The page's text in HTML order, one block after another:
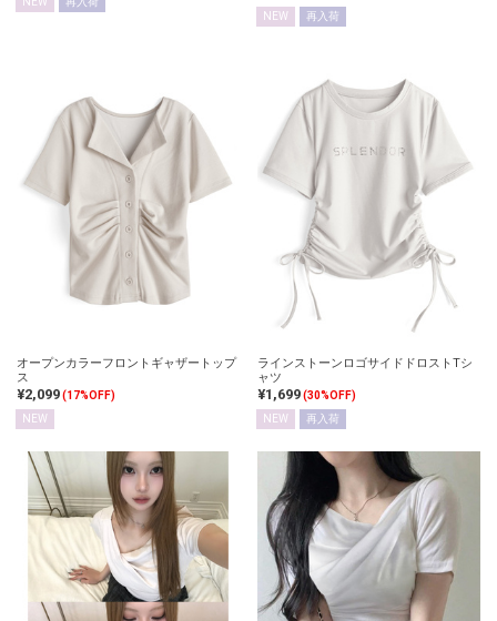
NEW 再入荷
オープンカラーフロントギャザートップ
ス
¥2,099(17%OFF)
NEW
ラインストーンロゴサイドドロストTシ
ャツ
¥1,699(30%OFF)
NEW
再入荷